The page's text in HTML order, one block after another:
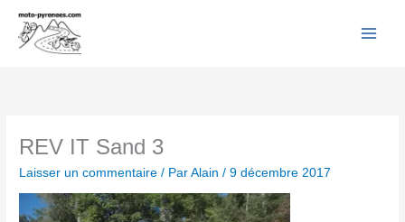
contenu
REV IT Sand 3
Laisser un commentaire / ParAlain/9 décembre 2017